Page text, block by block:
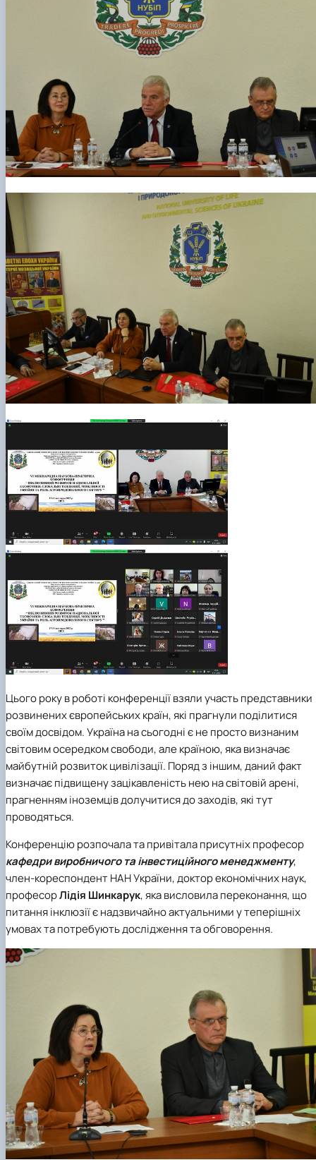
Цього року в роботі конференції взяли участь представники
розвинених європейських країн, які прагнули поділитися
своїм досвідом. Україна на сьогодні є не просто визнаним
світовим осередком свободи, але країною, яка визначає
майбутній розвиток цивілізації. Поряд з іншим, даний факт
визначає підвищену зацікавленість нею на світовій арені,
прагненням іноземців долучитися до заходів, які тут
проводяться.
Конференцію розпочала та привітала присутніх професор
кафедри виробничого та інвестиційного менеджменту,
член-кореспондент НАН України, доктор економічних наук,
професорЛідія Шинкарук, яка висловила переконання, що
питання інклюзії є надзвичайно актуальними у теперішніх
умовах та потребують дослідження та обговорення.